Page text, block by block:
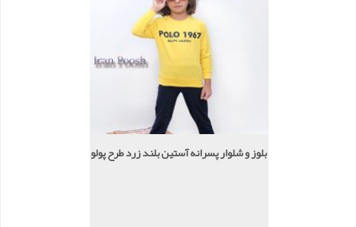
بلوز و شلوار پسرانه آستین بلند زرد طرح پولو